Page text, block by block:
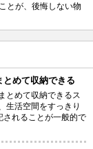
とが、後悔しない物
めて収納できる
とめて収納できるス
生活空間をすっきり
されることが一般的で